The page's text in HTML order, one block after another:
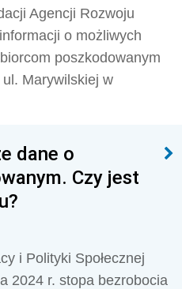
Agencji Rozwoju
o możliwych
poszkodowanym
Marywilskiej w
dane o
Czy jest
i Polityki Społecznej
2024 r. stopa bezrobocia